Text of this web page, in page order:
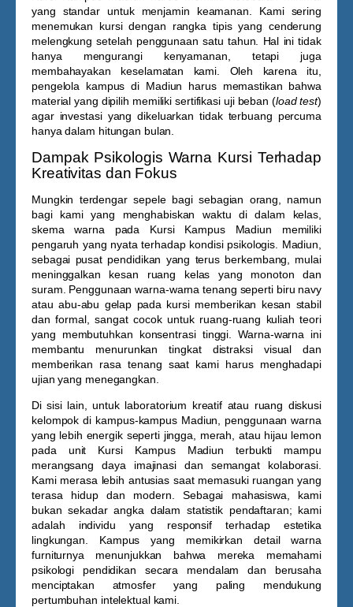
yang standar untuk menjamin keamanan. Kami sering
menemukan kursi dengan rangka tipis yang cenderung
melengkung setelah penggunaan satu tahun. Hal ini tidak
hanya mengurangi kenyamanan, tetapi juga
membahayakan keselamatan kami. Oleh karena itu,
pengelola kampus di Madiun harus memastikan bahwa
material yang dipilih memiliki sertifikasi uji beban (load test)
agar investasi yang dikeluarkan tidak terbuang percuma
hanya dalam hitungan bulan.
Dampak Psikologis Warna Kursi Terhadap
Kreativitas dan Fokus
Mungkin terdengar sepele bagi sebagian orang, namun
bagi kami yang menghabiskan waktu di dalam kelas,
skema warna pada Kursi Kampus Madiun memiliki
pengaruh yang nyata terhadap kondisi psikologis. Madiun,
sebagai pusat pendidikan yang terus berkembang, mulai
meninggalkan kesan ruang kelas yang monoton dan
suram. Penggunaan warna-warna tenang seperti biru navy
atau abu-abu gelap pada kursi memberikan kesan stabil
dan formal, sangat cocok untuk ruang-ruang kuliah teori
yang membutuhkan konsentrasi tinggi. Warna-warna ini
membantu menurunkan tingkat distraksi visual dan
memberikan rasa tenang saat kami harus menghadapi
ujian yang menegangkan.
Di sisi lain, untuk laboratorium kreatif atau ruang diskusi
kelompok di kampus-kampus Madiun, penggunaan warna
yang lebih energik seperti jingga, merah, atau hijau lemon
pada unit Kursi Kampus Madiun terbukti mampu
merangsang daya imajinasi dan semangat kolaborasi.
Kami merasa lebih antusias saat memasuki ruangan yang
terasa hidup dan modern. Sebagai mahasiswa, kami
bukan sekadar angka dalam statistik pendaftaran; kami
adalah individu yang responsif terhadap estetika
lingkungan. Kampus yang memikirkan detail warna
furniturnya menunjukkan bahwa mereka memahami
psikologi pendidikan secara mendalam dan berusaha
menciptakan atmosfer yang paling mendukung
pertumbuhan intelektual kami.